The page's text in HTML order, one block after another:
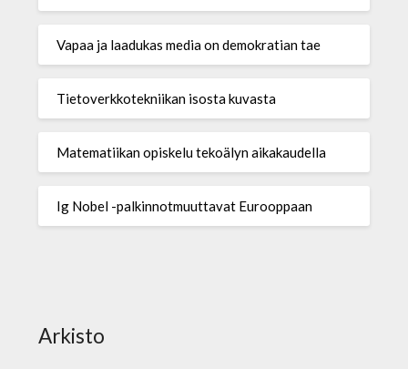
Vapaa ja laadukas media on demokratian tae
Tietoverkkotekniikan isosta kuvasta
Matematiikan opiskelu tekoälyn aikakaudella
Ig Nobel -palkinnotmuuttavat Eurooppaan
Arkisto